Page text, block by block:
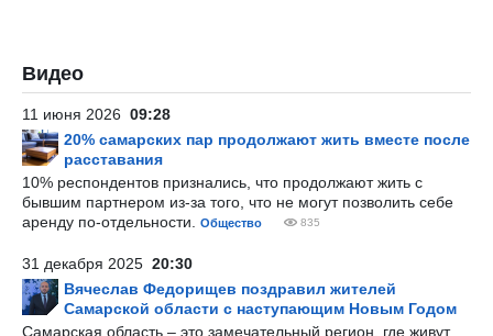
Видео
11 июня 2026 09:28
20% самарских пар продолжают жить вместе после
расставания
10% респондентов признались, что продолжают жить с
бывшим партнером из-за того, что не могут позволить себе
аренду по-отдельности.
Общество 835
31 декабря 2025 20:30
Вячеслав Федорищев поздравил жителей
Самарской области с наступающим Новым Годом
Самарская область – это замечательный регион, где живут